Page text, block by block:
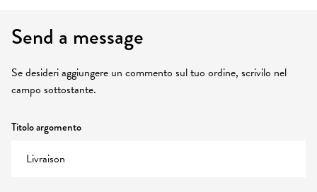
Send a message
Se desideri aggiungere un commento sul tuo ordine, scrivilo nel
campo sottostante.
Titolo argomento